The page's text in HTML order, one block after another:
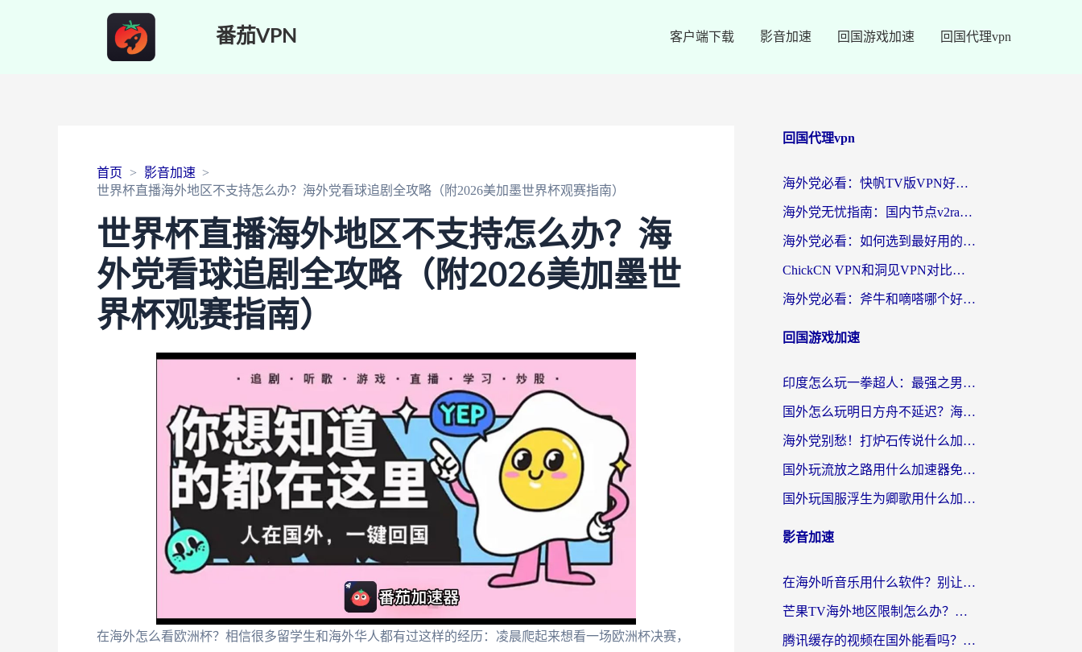
番茄VPN 客户端下载 影音加速 回国游戏加速 回国代理vpn
首页
影音加速
世界杯直播海外地区不支持怎么办？海外党看球追剧全攻略（附2026美加墨世界杯观赛指南）
世界杯直播海外地区不支持怎么办？海
外党看球追剧全攻略（附2026美加墨世
界杯观赛指南）
在海外怎么看欧洲杯？相信很多留学生和海外华人都有过这样的经历：凌晨爬起来想看一场欧洲杯决赛，
回国代理vpn
海外党必看：快帆TV版VPN好用吗？和快游VPN对比哪个回国效果更好？附实用避坑指南
海外党无忧指南：国内节点v2ray怎么选？一键回国VPN+多场景实测帮你避坑
海外党必看：如何选到最好用的回国加速器？从节点到售后的全维度指南
ChickCN VPN和洞见VPN对比哪个回国效果更好？海外党亲测3款加速器+避坑指南
海外党必看：斧牛和嘀嗒哪个好？3个维度教你选对回国加速器
回国游戏加速
印度怎么玩一拳超人：最强之男？海外党国服游戏加速避坑指南
国外怎么玩明日方舟不延迟？海外玩家国服游戏加速终极指南（附DNF梦幻诛仙解决方案）
海外党别愁！打炉石传说什么加速器好用？3个实用技巧解决国服游戏卡顿
国外玩流放之路用什么加速器免费？海外党亲测有效的国服游戏加速指南
国外玩国服浮生为卿歌用什么加速器比较好？海外党亲测不踩坑指南
影音加速
在海外听音乐用什么软件？别让地域限制断了你的华语歌单
芒果TV海外地区限制怎么办？海外党追剧看片的实用加速器选择指南
腾讯缓存的视频在国外能看吗？海外党追剧看片的终极解决方案